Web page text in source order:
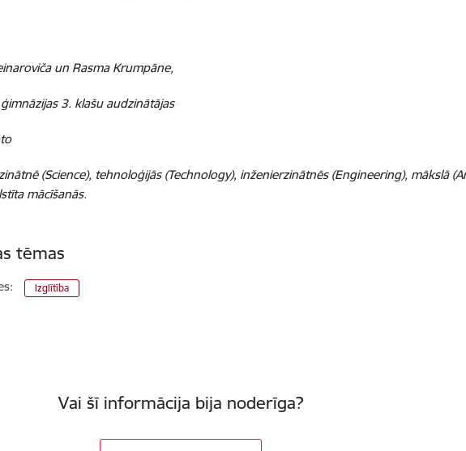
un Rasma Krumpāne,
3. klašu audzinātājas
(Science), tehnoloģijās (Technology), inženierzinātnēs (Engineering), mākslā
mācīšanās.
tēmas
Izglītība
Vai šī informācija bija noderīga?